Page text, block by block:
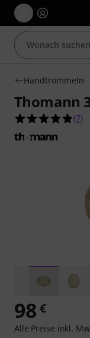
Handtrommeln
Thomann
4.9
(7)
98 €
Alle Preise inkl.